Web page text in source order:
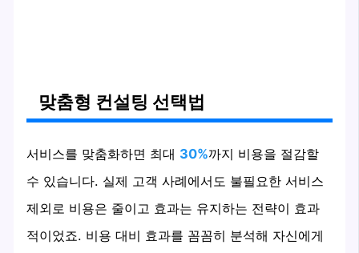
맞춤형 컨설팅 선택법
서비스를 맞춤화하면 최대 30%까지 비용을 절감할
수 있습니다. 실제 고객 사례에서도 불필요한 서비스
제외로 비용은 줄이고 효과는 유지하는 전략이 효과
적이었죠. 비용 대비 효과를 꼼꼼히 분석해 자신에게